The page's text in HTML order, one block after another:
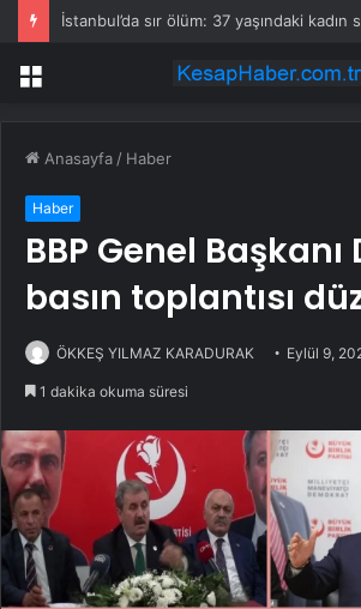
Menü
Anasayfa / Haber
Haber
BBP Genel
basın toplantısı
ÖKKEŞ YILMAZ KARADURAK Eylül 9,
1 dakika okuma süresi